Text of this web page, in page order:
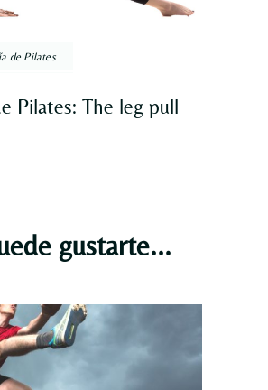
de Pilates
Pilates: The leg pull
gustarte...